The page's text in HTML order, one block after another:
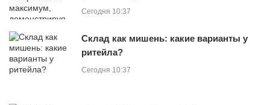
Сегодня 10:37
Склад как мишень: какие варианты у
ритейла?
Сегодня 10:37